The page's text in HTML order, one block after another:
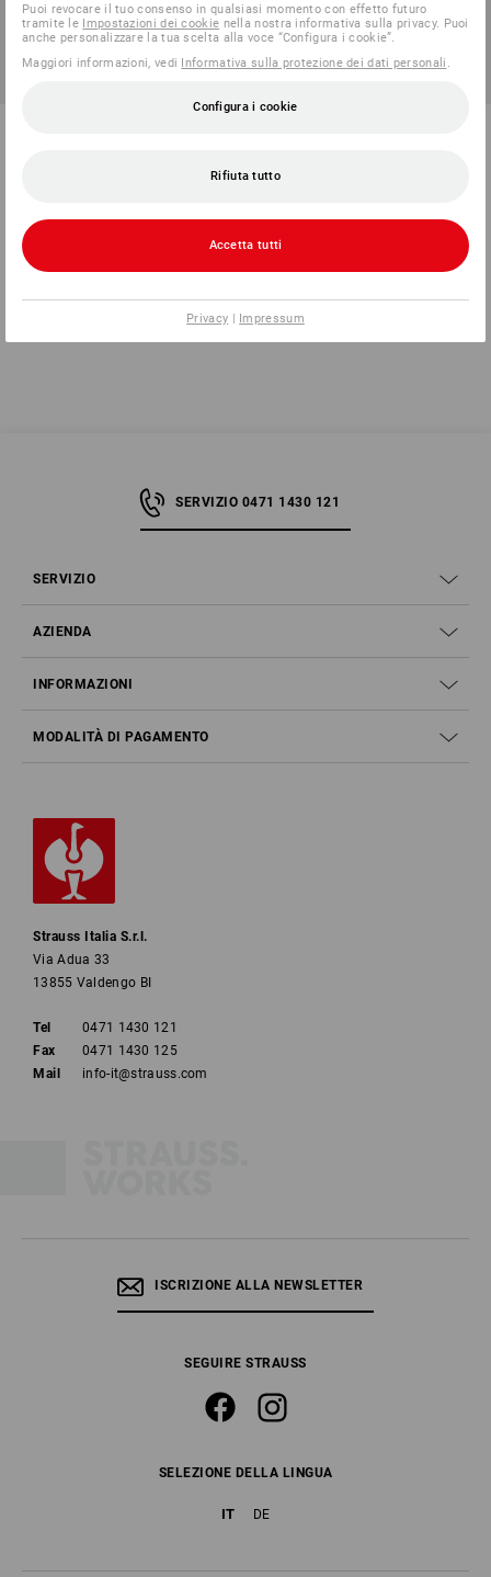
SERVIZIO 0471 1430 121
SERVIZIO
AZIENDA
INFORMAZIONI
MODALITÀ DI PAGAMENTO
Strauss Italia S.r.l.
Via Adua 33
13855 Valdengo BI
Tel
0471 1430 121
Fax
0471 1430 125
Mail
info-it@strauss.com
ISCRIZIONE ALLA NEWSLETTER
SEGUIRE STRAUSS
SELEZIONE DELLA LINGUA
IT DE
Puoi revocare il tuo consenso in qualsiasi momento con effetto futuro
tramite le Impostazioni dei cookie nella nostra informativa sulla privacy. Puoi
anche personalizzare la tua scelta alla voce “Configura i cookie”.
Maggiori informazioni, vedi Informativa sulla protezione dei dati personali
Configura i cookie
Rifiuta tutto
Accetta tutti
Privacy | Impressum